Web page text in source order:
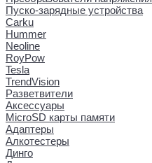
Пуско-зарядные устройства
Carku
Hummer
Neoline
RoyPow
Tesla
TrendVision
Разветвители
Аксессуары
MicroSD карты памяти
Адаптеры
Алкотестеры
Динго